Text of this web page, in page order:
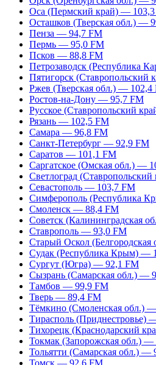
Оса (Пермский край) —
Осташков (Тверская обл.) —
Пенза — 94,7 FM
Пермь — 95,0 FM
Псков — 88,8 FM
Петрозаводск (Республика
Пятигорск (Ставропольский
Ржев (Тверская обл.) — 102,4
Ростов-на-Дону — 95,7 FM
Русское (Ставропольский
Рязань — 102,5 FM
Самара — 96,8 FM
Санкт-Петербург — 92,9 FM
Саратов — 101,1 FM
Саргатское (Омская обл.) —
Светлоград
Севастополь — 103,7 FM
Симферополь (Республика
Смоленск — 88,4 FM
Советск (Калининградская
Ставрополь — 93,0 FM
Старый Оскол
Судак (Республика Крым) —
Сургут (Югра) — 92,1 FM
Сызрань (Самарская обл.) —
Тамбов — 99,9 FM
Тверь — 89,4 FM
Тёмкино (Смоленская обл.)
Тирасполь (Приднестровье)
Тихорецк (Краснодарский
Токмак (Запорожская обл.) —
Тольятти (Самарская обл.) —
Томск — 92,6 FM